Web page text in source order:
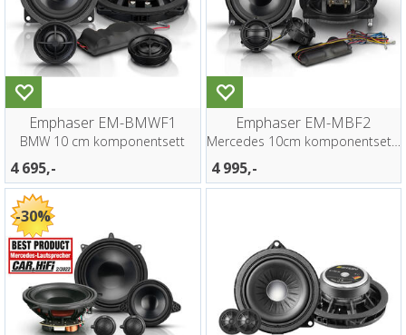
Emphaser EM-BMWF1
BMW 10 cm komponentsett
4 695,-
Emphaser EM-MBF2
Mercedes 10cm komponentsett fordør
4 995,-
30%